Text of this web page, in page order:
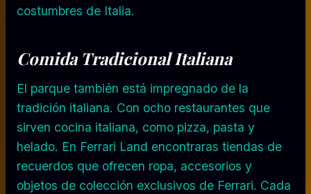
costumbres de Italia.
Comida Tradicional Italiana
El parque también está impregnado de la
tradición italiana. Con ocho restaurantes que
sirven cocina italiana, como pizza, pasta y
helado. En Ferrari Land encontraras tiendas de
recuerdos que ofrecen ropa, accesorios y
objetos de colección exclusivos de Ferrari. Cada